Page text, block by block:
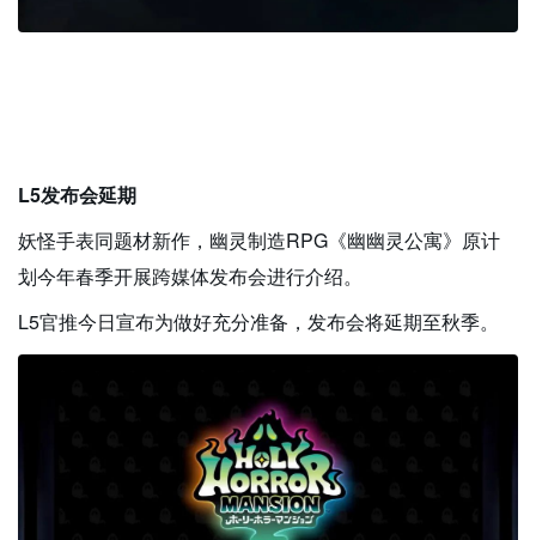
L5发布会延期
妖怪手表同题材新作，幽灵制造RPG《幽幽灵公寓》原计
划今年春季开展跨媒体发布会进行介绍。
L5官推今日宣布为做好充分准备，发布会将延期至秋季。